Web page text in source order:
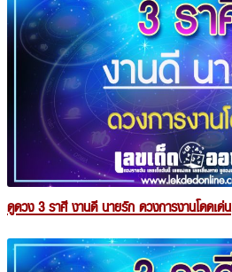
ดูดวง 3 ราศี งานดี นายรัก ดวงการงานโดดเด่น